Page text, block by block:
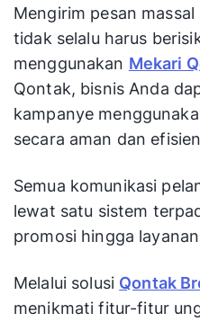
Mengirim pesan
tidak selalu harus
menggunakan Mekari
Qontak, bisnis Anda
kampanye
secara aman dan
Semua komunikasi
lewat satu sistem
promosi hingga
Melalui solusi Qontak
menikmati fitur-fitur